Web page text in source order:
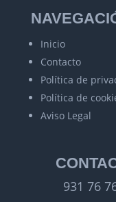
Inicio
Contacto
Política de
Política de
Aviso Legal
931 76